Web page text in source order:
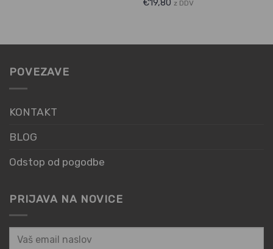
€19,80 z DDV
POVEZAVE
KONTAKT
BLOG
Odstop od pogodbe
PRIJAVA NA NOVICE